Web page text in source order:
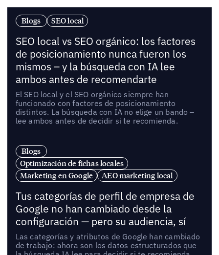
Blogs SEO local
SEO local vs SEO orgánico: los factores
de posicionamiento nunca fueron los
mismos – y la búsqueda con IA lee
ambos antes de recomendarte
El SEO local y el SEO orgánico siempre han
funcionado con factores de posicionamiento
distintos. La búsqueda con IA no elige un bando –
lee ambos antes de decidir si te recomienda.
Blogs
Optimización de fichas locales
Marketing en Google
AEO marketing local
Tus categorías de perfil de empresa de
Google no han cambiado desde la
configuración — pero su audiencia, sí
Las categorías y atributos de Google han cambiado
de trabajo: ahora son los datos estructurados que